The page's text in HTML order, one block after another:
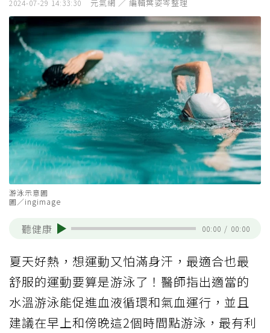
2024-07-29 14:33:30 元氣網 ／ 編輯葉姿岑整理
游泳示意圖
圖／ingimage
聽健康 00:00 / 00:00
夏天好熱，想運動又怕滿身汗，最適合也最
舒服的運動要算是游泳了！醫師指出適當的
水溫游泳能促進血液循環和氣血運行，並且
建議在早上和傍晚這2個時間點游泳，最有利